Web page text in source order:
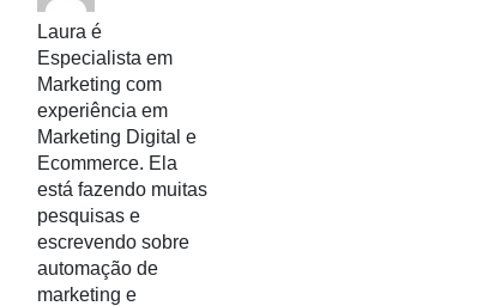
Laura é
Especialista em
Marketing com
experiência em
Marketing Digital e
Ecommerce. Ela
está fazendo muitas
pesquisas e
escrevendo sobre
automação de
marketing e